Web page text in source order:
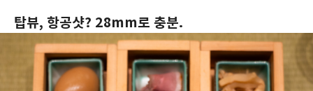
탑뷰, 항공샷? 28mm로 충분.